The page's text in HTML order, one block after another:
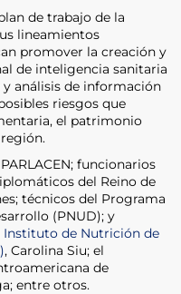
de trabajo de la
lineamientos
promover la creación y
de inteligencia sanitaria
análisis de información
riesgos que
el patrimonio
funcionarios
del Reino de
técnicos del Programa
(PNUD); y
Instituto de Nutrición de
, Carolina Siu; el
de
entre otros.